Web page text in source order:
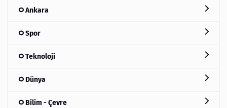
Ankara
Spor
Teknoloji
Dünya
Bilim - Çevre